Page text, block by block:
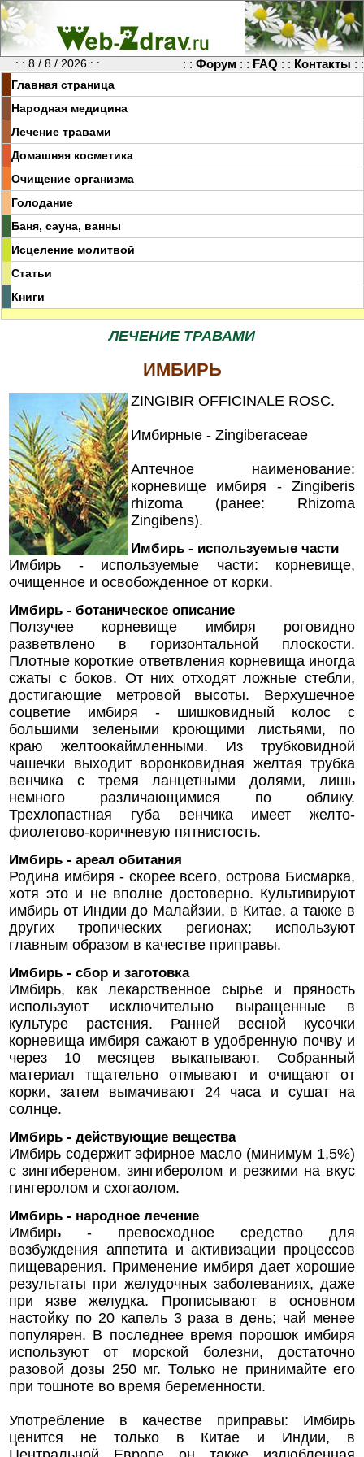
: : 8 / 8 / 2026 : : : : Форум : : FAQ : : Контакты : :
Главная страница
Народная медицина
Лечение травами
Домашняя косметика
Очищение организма
Голодание
Баня, сауна, ванны
Исцеление молитвой
Статьи
Книги
ЛЕЧЕНИЕ ТРАВАМИ
ИМБИРЬ
ZINGIBIR OFFICINALE ROSC.
Имбирные - Zingiberaceae
Аптечное наименование:
корневище имбиря - Zingiberis
rhizoma (ранее: Rhizoma
Zingibens).
Имбирь - используемые части
Имбирь - используемые части: корневище,
очищенное и освобожденное от корки.
Имбирь - ботаническое описание
Ползучее корневище имбиря роговидно
разветвлено в горизонтальной плоскости.
Плотные короткие ответвления корневища иногда
сжаты с боков. От них отходят ложные стебли,
достигающие метровой высоты. Верхушечное
соцветие имбиря - шишковидный колос с
большими зелеными кроющими листьями, по
краю желтоокаймленными. Из трубковидной
чашечки выходит воронковидная желтая трубка
венчика с тремя ланцетными долями, лишь
немного различающимися по облику.
Трехлопастная губа венчика имеет желто-
фиолетово-коричневую пятнистость.
Имбирь - ареал обитания
Родина имбиря - скорее всего, острова Бисмарка,
хотя это и не вполне достоверно. Культивируют
имбирь от Индии до Малайзии, в Китае, а также в
других тропических регионах; используют
главным образом в качестве приправы.
Имбирь - сбор и заготовка
Имбирь, как лекарственное сырье и пряность
используют исключительно выращенные в
культуре растения. Ранней весной кусочки
корневища имбиря сажают в удобренную почву и
через 10 месяцев выкапывают. Собранный
материал тщательно отмывают и очищают от
корки, затем вымачивают 24 часа и сушат на
солнце.
Имбирь - действующие вещества
Имбирь содержит эфирное масло (минимум 1,5%)
с зингибереном, зингиберолом и резкими на вкус
гингеролом и схогаолом.
Имбирь - народное лечение
Имбирь - превосходное средство для
возбуждения аппетита и активизации процессов
пищеварения. Применение имбиря дает хорошие
результаты при желудочных заболеваниях, даже
при язве желудка. Прописывают в основном
настойку по 20 капель 3 раза в день; чай менее
популярен. В последнее время порошок имбиря
используют от морской болезни, достаточно
разовой дозы 250 мг. Только не принимайте его
при тошноте во время беременности.
Употребление в качестве приправы: Имбирь
ценится не только в Китае и Индии, в